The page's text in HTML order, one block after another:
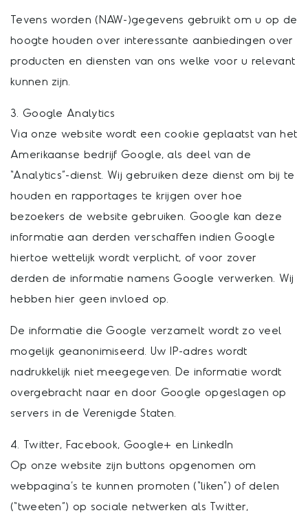
Tevens worden (NAW-)gegevens gebruikt om u op de
hoogte houden over interessante aanbiedingen over
producten en diensten van ons welke voor u relevant
kunnen zijn.
3. Google Analytics
Via onze website wordt een cookie geplaatst van het
Amerikaanse bedrijf Google, als deel van de
“Analytics”-dienst. Wij gebruiken deze dienst om bij te
houden en rapportages te krijgen over hoe
bezoekers de website gebruiken. Google kan deze
informatie aan derden verschaffen indien Google
hiertoe wettelijk wordt verplicht, of voor zover
derden de informatie namens Google verwerken. Wij
hebben hier geen invloed op.
De informatie die Google verzamelt wordt zo veel
mogelijk geanonimiseerd. Uw IP-adres wordt
nadrukkelijk niet meegegeven. De informatie wordt
overgebracht naar en door Google opgeslagen op
servers in de Verenigde Staten.
4. Twitter, Facebook, Google+ en LinkedIn
Op onze website zijn buttons opgenomen om
webpagina’s te kunnen promoten (“liken”) of delen
(“tweeten”) op sociale netwerken als Twitter,